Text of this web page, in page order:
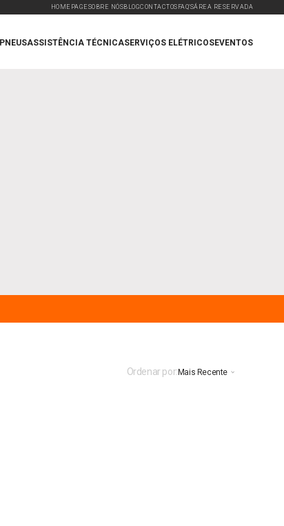
HOMEPAGE SOBRE NÓSBLOGCONTACTOS FAQ'SÁREA RESERVADA
PNEUSASSISTÊNCIA TÉCNICASERVIÇOS ELÉTRICOSEVENTOS
Ordenar por:Mais Recente